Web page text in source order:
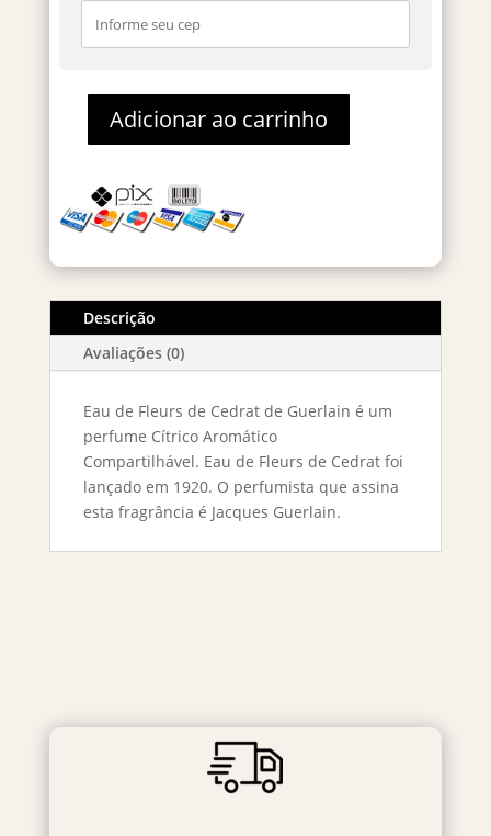
Fleurs
De
Cedrat
Cologne
100ml
quantidade
Adicionar ao carrinho
Descrição
Avaliações (0)
Eau de Fleurs de Cedrat de Guerlain é um
perfume Cítrico Aromático
Compartilhável. Eau de Fleurs de Cedrat foi
lançado em 1920. O perfumista que assina
esta fragrância é Jacques Guerlain.